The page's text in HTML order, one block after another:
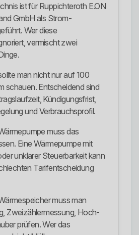
ist für Ruppichteroth E.ON
GmbH als Strom-
Wer diese
vermischt zwei
man nicht nur auf 100
schauen. Entscheidend sind
Kündigungsfrist,
und Verbrauchsprofil.
muss das
Eine Wärmepumpe mit
unklarer Steuerbarkeit kann
Tarifentscheidung
muss man
Zweizählermessung, Hoch-
prüfen. Wer das